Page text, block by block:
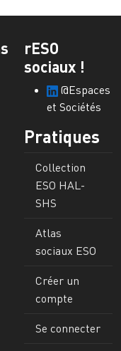
rESO
sociaux !
@Espaces
et Sociétés
Pratiques
Collection
ESO HAL-
SHS
Atlas
sociaux ESO
Créer un
compte
Se connecter